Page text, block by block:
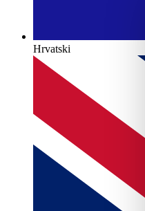
Hrvatski